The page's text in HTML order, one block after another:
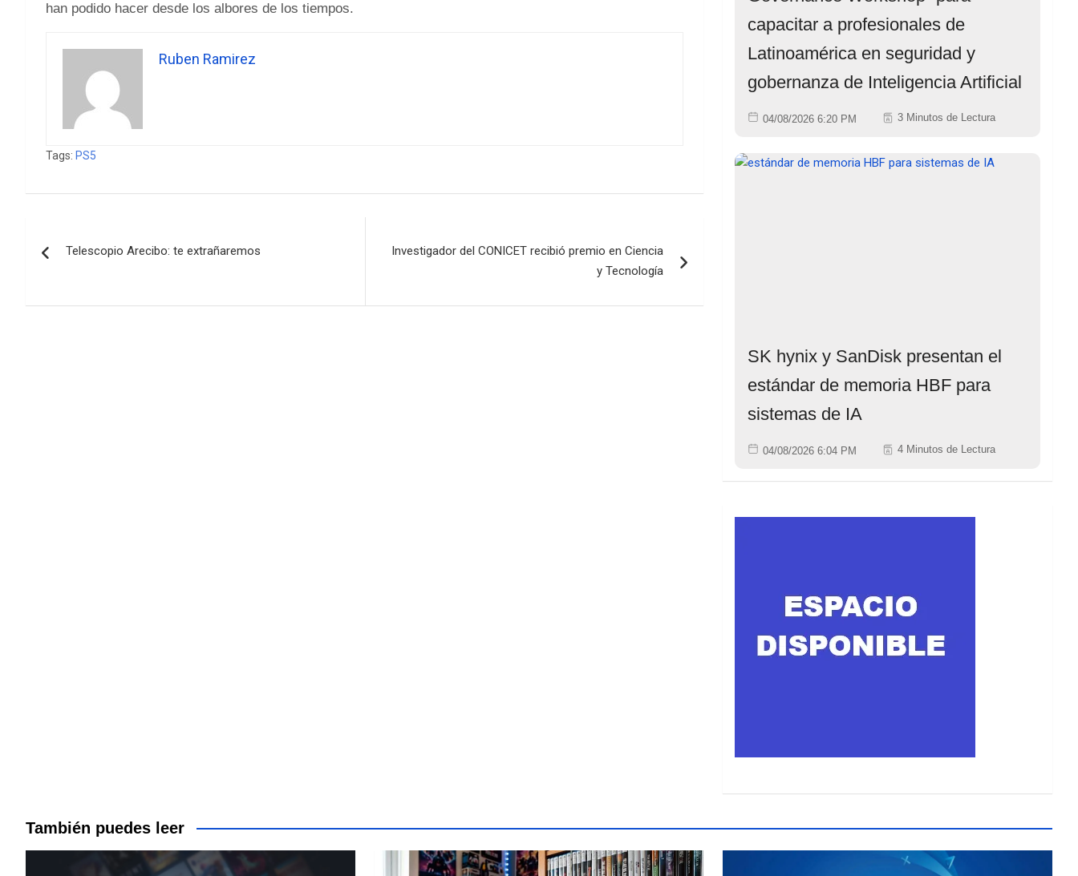
han podido hacer desde los albores de los tiempos.
Ruben Ramirez
Tags: PS5
de
entradas
Telescopio Arecibo: te extrañaremos
Investigador del CONICET recibió premio en Ciencia
y Tecnología
capacitar a profesionales de
Latinoamérica en seguridad y
gobernanza de Inteligencia Artificial
04/08/2026 6:20 PM 3 Minutos de Lectura
SK hynix y SanDisk presentan el
estándar de memoria HBF para
sistemas de IA
04/08/2026 6:04 PM 4 Minutos de Lectura
También puedes leer